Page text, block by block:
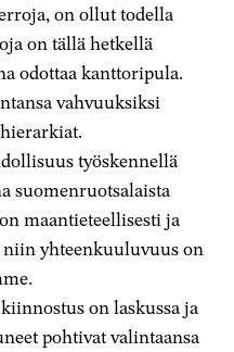
on ollut todella
on tällä hetkellä
odottaa kanttoripula.
vahvuuksiksi
työskennellä
suomenruotsalaista
maantieteellisesti ja
niin yhteenkuuluvuus on
on laskussa ja
pohtivat valintaansa